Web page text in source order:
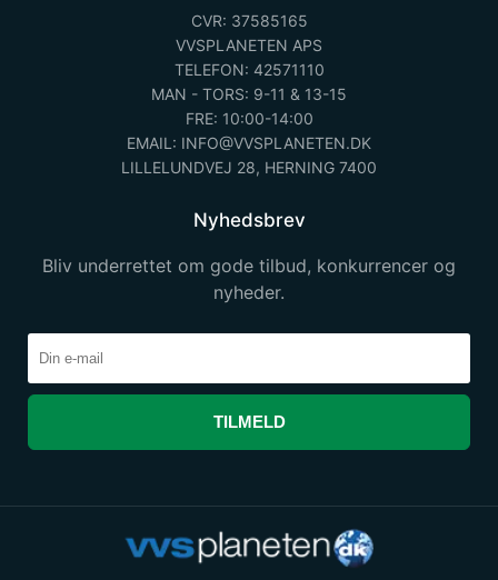
CVR: 37585165
VVSPLANETEN APS
TELEFON: 42571110
MAN - TORS: 9-11 & 13-15
FRE: 10:00-14:00
EMAIL: INFO@VVSPLANETEN.DK
LILLELUNDVEJ 28, HERNING 7400
Nyhedsbrev
Bliv underrettet om gode tilbud, konkurrencer og
nyheder.
TILMELD